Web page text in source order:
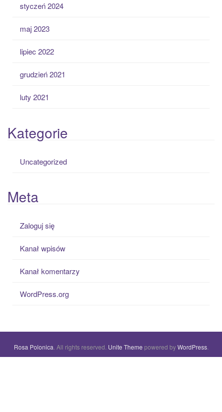
styczeń 2024
maj 2023
lipiec 2022
grudzień 2021
luty 2021
Kategorie
Uncategorized
Meta
Zaloguj się
Kanał wpisów
Kanał komentarzy
WordPress.org
Rosa Polonica . All rights reserved. Unite Theme powered byWordPress.